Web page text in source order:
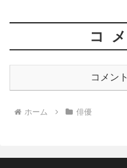
コ
コメン
ホーム 俳優